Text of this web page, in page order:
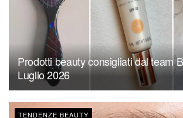
Prodotti beauty consigliati dal team
Luglio 2026
TENDENZE BEAUTY